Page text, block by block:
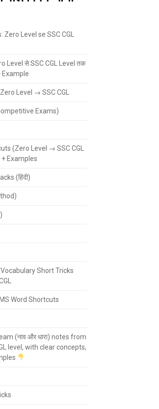
Level se SSC CGL
Level से SSC CGL Level तक
Example
Level → SSC CGL
Exams)
(Zero Level → SSC CGL
+ Examples
(हिंदी)
Short Tricks
Word Shortcuts
(नाव और धारा) notes from
level, with clear concepts,